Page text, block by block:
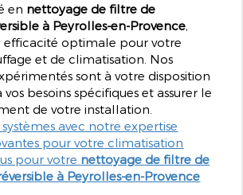
en nettoyage de filtre de
à Peyrolles-en-Provence
efficacité optimale pour votre
et de climatisation. Nos
sont à votre disposition
besoins spécifiques et assurer le
de votre installation.
avec notre expertise
pour votre climatisation
pour votre nettoyage de filtre de
à Peyrolles-en-Provence